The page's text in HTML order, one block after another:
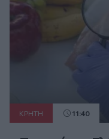
ΚΡΗΤΗ 11:40